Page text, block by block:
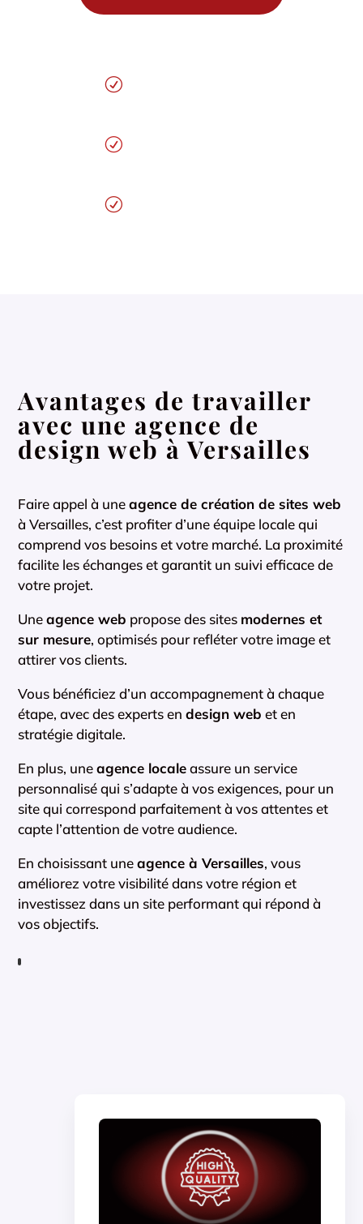
R
R
R
Avantages de travailler
avec une agence de
design web à Versailles
Faire appel à uneagence de création de sites web
à Versailles, c’est profiter d’une équipe locale qui
comprend vos besoins et votre marché. La proximité
facilite les échanges et garantit un suivi efficace de
votre projet.
Uneagence web propose des sites modernes et
sur mesure, optimisés pour refléter votre image et
attirer vos clients.
Vous bénéficiez d’un accompagnement à chaque
étape, avec des experts endesign web et en
stratégie digitale.
En plus, uneagence localeassure un service
personnalisé qui s’adapte à vos exigences, pour un
site qui correspond parfaitement à vos attentes et
capte l’attention de votre audience.
En choisissant uneagence à Versailles, vous
améliorez votre visibilité dans votre région et
investissez dans un site performant qui répond à
vos objectifs.